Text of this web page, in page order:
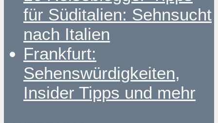
für Süditalien: Sehnsucht
nach Italien
Frankfurt:
Sehenswürdigkeiten,
Insider Tipps und mehr